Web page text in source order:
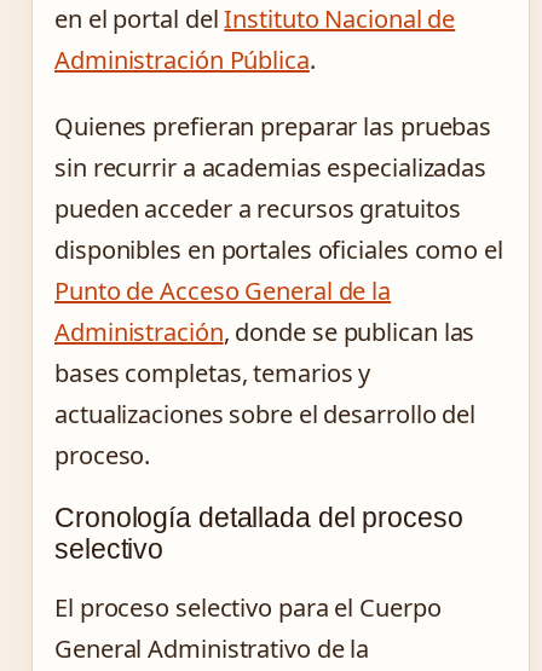
en el portal delInstituto Nacional de
Administración Pública.
Quienes prefieran preparar las pruebas
sin recurrir a academias especializadas
pueden acceder a recursos gratuitos
disponibles en portales oficiales como el
Punto de Acceso General de la
Administración, donde se publican las
bases completas, temarios y
actualizaciones sobre el desarrollo del
proceso.
Cronología detallada del proceso
selectivo
El proceso selectivo para el Cuerpo
General Administrativo de la